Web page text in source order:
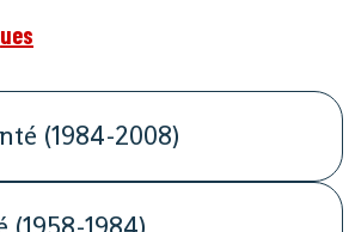
(1984-2008)